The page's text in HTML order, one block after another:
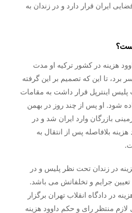
ایران قرار دارد و در زندان به
است؟
هزینه در کشور ترکیه او مدت
‌برد، تا این که تصمیم بر این گرفته
اینترپل قرار داشت به مقامات
شود. او پس از چند روز در بهمن
مرز زمینی بازرگان وارد ایران شد و در
بلافاصله پس از انتقال به
در زندان تحت نظر پلیس و در
جرایم و تخلفاتش می ‌باشد.
در دادگاه انقلاب تهران برگزار
منتظر رای و حکم داوود هزینه